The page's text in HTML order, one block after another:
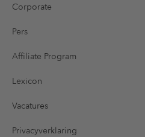
Corporate
Pers
Affiliate Program
Lexicon
Vacatures
Privacyverklaring